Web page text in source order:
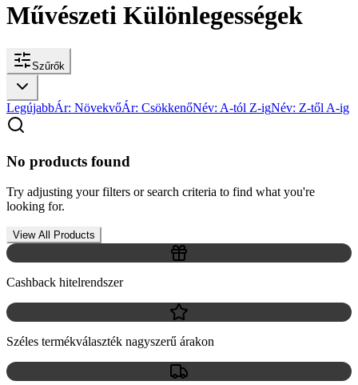
Művészeti Különlegességek
Szűrők
LegújabbÁr: NövekvőÁr: CsökkenőNév: A-tól Z-igNév: Z-től A-ig
No products found
Try adjusting your filters or search criteria to find what you're
looking for.
View All Products
Cashback hitelrendszer
Széles termékválaszték nagyszerű árakon